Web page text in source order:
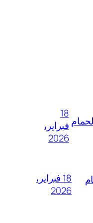
18
فبراير،
2026
18 فبراير،
2026